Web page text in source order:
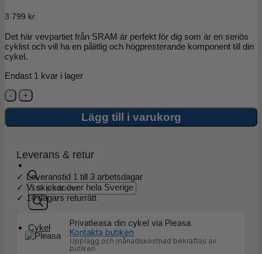
Products
search
Cykel
3 799 kr
Det här vevpartiet från SRAM är perfekt för dig som är en seriös
cyklist och vill ha en pålitlig och högpresterande komponent till din
cykel.
Endast 1 kvar i lager
SRAM
GX
Boost
Kolfiber
Vevparti
170mm
mängd
Lägg till i varukorg
Leverans & retur
✓ Leveranstid 1 till 3 arbetsdagar
✓ Vi skickar över hela Sverige
✓ 14 dagars returrätt
Privatleasa din cykel via Pleasa.
Kontakta butiken
Upplägg och månadskostnad bekräftas av
butiken.